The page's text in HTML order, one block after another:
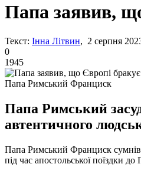
Папа заявив,
Текст: Інна Літвин, 2 серпня
0
1945
Папа Римський Франциск
Папа Римський
автентичного
Папа Римський Франциск
під час апостольської поїздки до